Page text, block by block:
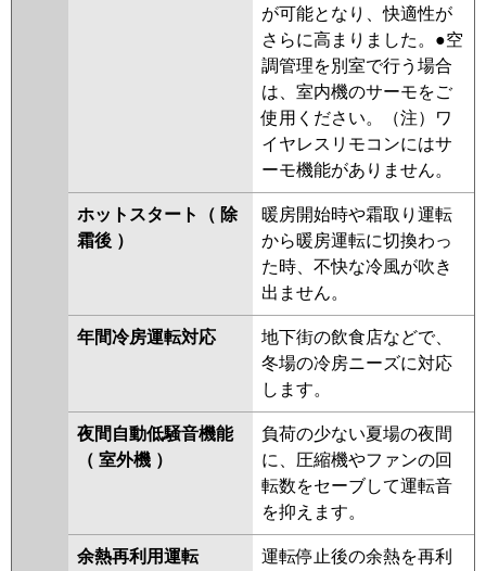
が可能となり、快適性が
さらに高まりました。●空
調管理を別室で行う場合
は、室内機のサーモをご
使用ください。（注）ワ
イヤレスリモコンにはサ
ーモ機能がありません。
ホットスタート（ 除
霜後 ）
暖房開始時や霜取り運転
から暖房運転に切換わっ
た時、不快な冷風が吹き
出ません。
年間冷房運転対応
地下街の飲食店などで、
冬場の冷房ニーズに対応
します。
夜間自動低騒音機能
（ 室外機 ）
負荷の少ない夏場の夜間
に、圧縮機やファンの回
転数をセーブして運転音
を抑えます。
余熱再利用運転
運転停止後の余熱を再利